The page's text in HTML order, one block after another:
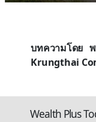
บทความโดย
Krungthai
Wealth Plus